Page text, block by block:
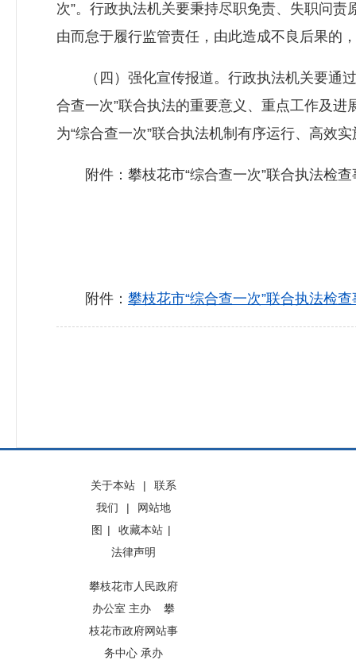
次”。行政执法机关要秉持尽职免责、失职问责
由而怠于履行监管责任，由此造成不良后果的
（四）强化宣传报道。行政执法机关要通过
合查一次”联合执法的重要意义、重点工作及
为“综合查一次”联合执法机制有序运行、高效
附件：攀枝花市“综合查一次”联合执法检查
附件： 攀枝花市“综合查一次”联合执法检
关于本站 |
联系
我们
|
网站地
图 | 收藏本站 |
法律声明
攀枝花市人民政府
办公室 主办 攀
枝花市政府网站事
务中心 承办